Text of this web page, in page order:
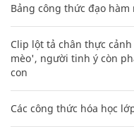
Bảng công thức đạo
Clip lột tả chân thực
mèo', người tinh ý còn
con
Các công thức hóa học